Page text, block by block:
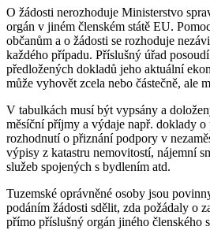
O žádosti nerozhoduje Ministerstvo
orgán v jiném členském státě EU.
občanům a o žádosti se rozhoduje
každého případu. Příslušný úřad
předložených dokladů jeho aktuální
může vyhovět zcela nebo částečně, ale
V tabulkách musí být vypsány a
měsíční příjmy a výdaje např. doklady
rozhodnutí o přiznání podpory v
výpisy z katastru nemovitostí, nájemní
služeb spojených s bydlením atd.
Tuzemské oprávněné osoby jsou
podáním žádosti sdělit, zda požádaly o
přímo příslušný orgán jiného členského